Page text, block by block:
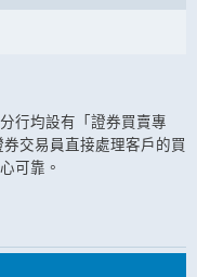
行均設有「證券買賣專
交易員直接處理客戶的買
可靠。